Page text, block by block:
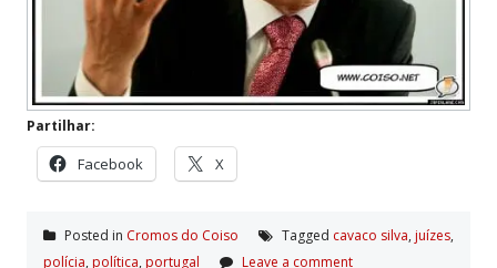
Partilhar:
Facebook X
Posted in Cromos do Coiso Tagged cavaco silva, juí­zes,
polí­cia, polí­tica, portugal Leave a comment